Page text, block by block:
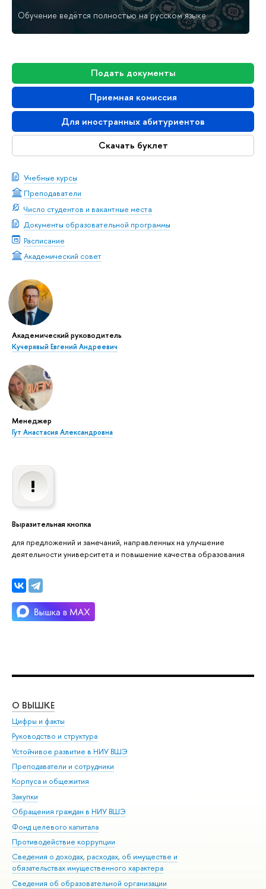
Подать документы
Приемная комиссия
Для иностранных абитуриентов
Скачать буклет
Учебные курсы
Преподаватели
Число студентов и вакантные места
Документы образовательной программы
Расписание
Академический совет
Академический руководитель
Кучерявый Евгений Андреевич
Менеджер
Гут Анастасия Александровна
Выразительная кнопка
для предложений и замечаний, направленных на улучшение
деятельности университета и повышение качества образования
Обучение ведётся полностью на русском языке
О ВЫШКЕ
Цифры и факты
Руководство и структура
Устойчивое развитие в НИУ ВШЭ
Преподаватели и сотрудники
Корпуса и общежития
Закупки
Обращения граждан в НИУ ВШЭ
Фонд целевого капитала
Противодействие коррупции
Сведения о доходах, расходах, об имуществе и
обязательствах имущественного характера
Сведения об образовательной организации